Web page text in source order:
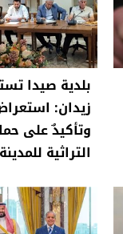
بلدية صيدا
زيدان:
وتأكيدٌ على
التراثية